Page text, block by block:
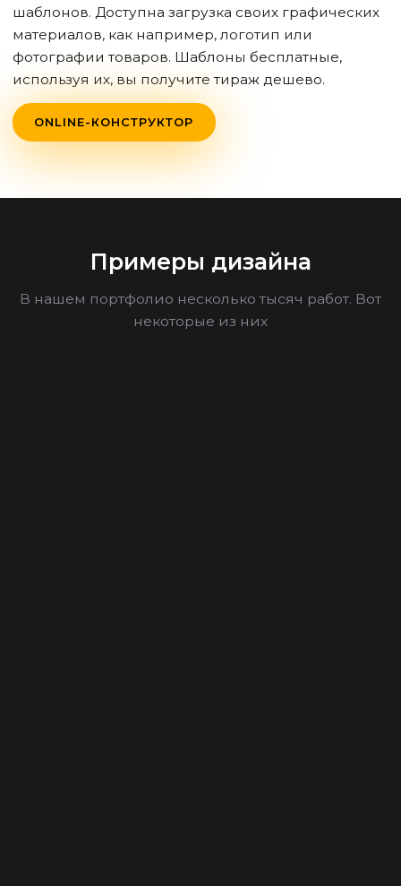
шаблонов. Доступна загрузка своих графических
материалов, как например, логотип или
фотографии товаров. Шаблоны бесплатные,
используя их, вы получите тираж дешево.
ONLINE-КОНСТРУКТОР
Примеры дизайна
В нашем портфолио несколько тысяч работ. Вот
некоторые из них